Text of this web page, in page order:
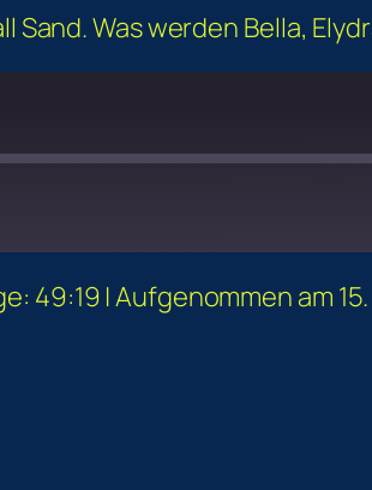
Was werden Bella,
49:19 |Aufgenommen am